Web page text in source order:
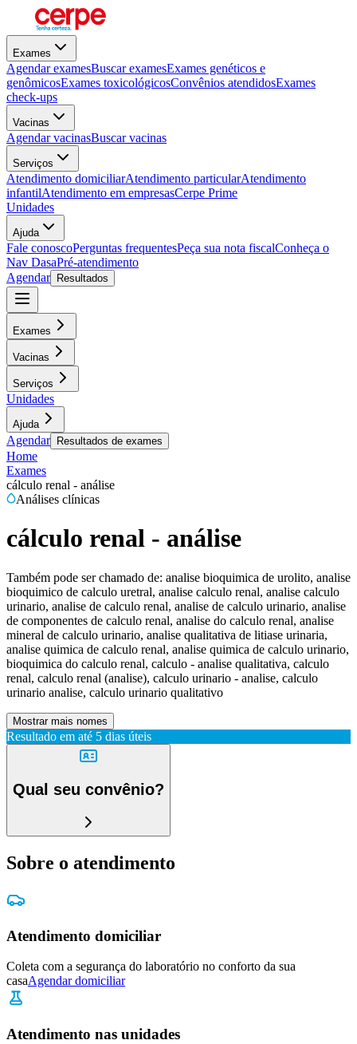
Exames
Agendar examesBuscar examesExames genéticos e
genômicosExames toxicológicosConvênios atendidosExames
check-ups
Vacinas
Agendar vacinasBuscar vacinas
Serviços
Atendimento domiciliarAtendimento particularAtendimento
infantilAtendimento em empresasCerpe Prime
Unidades
Ajuda
Fale conoscoPerguntas frequentesPeça sua nota fiscalConheça o
Nav DasaPré-atendimento
Agendar
Resultados
Exames
Vacinas
Serviços
Unidades
Ajuda
Agendar Resultados de exames
Home
Exames
cálculo renal - análise
Análises clínicas
cálculo renal - análise
Também pode ser chamado de: analise bioquimica de urolito, analise
bioquimico de calculo uretral, analise calculo renal, analise calculo
urinario, analise de calculo renal, analise de calculo urinario, analise
de componentes de calculo renal, analise do calculo renal, analise
mineral de calculo urinario, analise qualitativa de litiase urinaria,
analise quimica de calculo renal, analise quimica de calculo urinario,
bioquimica do calculo renal, calculo - analise qualitativa, calculo
renal, calculo renal (analise), calculo urinario - analise, calculo
urinario analise, calculo urinario qualitativo
Mostrar mais nomes
Resultado em até 5 dias úteis
Qual seu convênio?
Sobre o atendimento
Atendimento domiciliar
Coleta com a segurança do laboratório no conforto da sua
casaAgendar domiciliar
Atendimento nas unidades